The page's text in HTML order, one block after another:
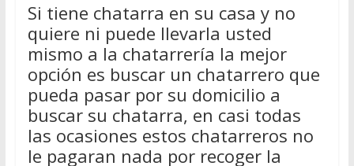
Si tiene chatarra en su casa y no
quiere ni puede llevarla usted
mismo a la chatarrería la mejor
opción es buscar un chatarrero que
pueda pasar por su domicilio a
buscar su chatarra, en casi todas
las ocasiones estos chatarreros no
le pagaran nada por recoger la